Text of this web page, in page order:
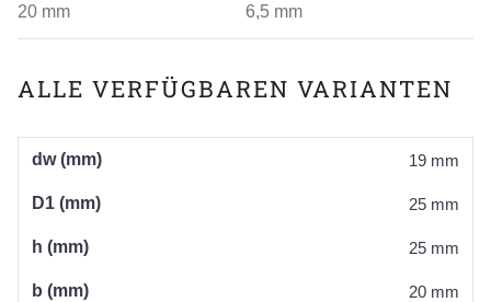
20 mm
6,5 mm
ALLE VERFÜGBAREN VARIANTEN
dw (mm) 19 mm
D1 (mm) 25 mm
h (mm) 25 mm
b (mm) 20 mm